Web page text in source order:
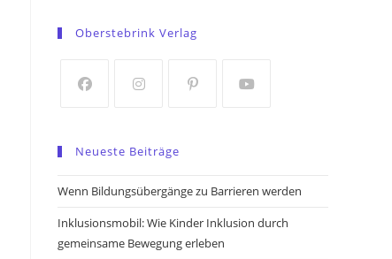
a
tab
Oberstebrink Verlag
a
new
a
new
new
Neueste Beiträge
Wenn Bildungsübergänge zu Barrieren werden
Inklusionsmobil: Wie Kinder Inklusion durch
gemeinsame Bewegung erleben